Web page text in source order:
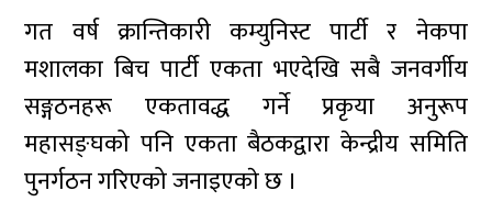
गत वर्ष क्रान्तिकारी कम्युनिस्ट पार्टी र नेकपा
मशालका बिच पार्टी एकता भएदेखि सबै जनवर्गीय
सङ्गठनहरू एकतावद्ध गर्ने प्रकृया अनुरूप
महासङ्घको पनि एकता बैठकद्वारा केन्द्रीय समिति
पुनर्गठन गरिएको जनाइएकाे छ ।